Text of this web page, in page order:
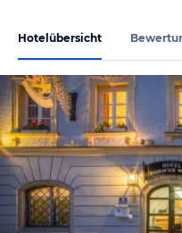
Hotelübersicht